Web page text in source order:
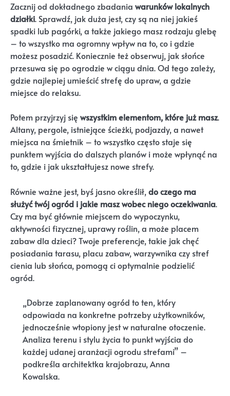
Zacznij od dokładnego zbadania warunków lokalnych
działki. Sprawdź, jak duża jest, czy są na niej jakieś
spadki lub pagórki, a także jakiego masz rodzaju glebę
– to wszystko ma ogromny wpływ na to, co i gdzie
możesz posadzić. Koniecznie też obserwuj, jak słońce
przesuwa się po ogrodzie w ciągu dnia. Od tego zależy,
gdzie najlepiej umieścić strefę do upraw, a gdzie
miejsce do relaksu.
Potem przyjrzyj się wszystkim elementom, które już masz.
Altany, pergole, istniejące ścieżki, podjazdy, a nawet
miejsca na śmietnik – to wszystko często staje się
punktem wyjścia do dalszych planów i może wpłynąć na
to, gdzie i jak ukształtujesz nowe strefy.
Równie ważne jest, byś jasno określił, do czego ma
służyć twój ogród i jakie masz wobec niego oczekiwania.
Czy ma być głównie miejscem do wypoczynku,
aktywności fizycznej, uprawy roślin, a może placem
zabaw dla dzieci? Twoje preferencje, takie jak chęć
posiadania tarasu, placu zabaw, warzywnika czy stref
cienia lub słońca, pomogą ci optymalnie podzielić
ogród.
„Dobrze zaplanowany ogród to ten, który
odpowiada na konkretne potrzeby użytkowników,
jednocześnie wtopiony jest w naturalne otoczenie.
Analiza terenu i stylu życia to punkt wyjścia do
każdej udanej aranżacji ogrodu strefami” –
podkreśla architektka krajobrazu, Anna
Kowalska.